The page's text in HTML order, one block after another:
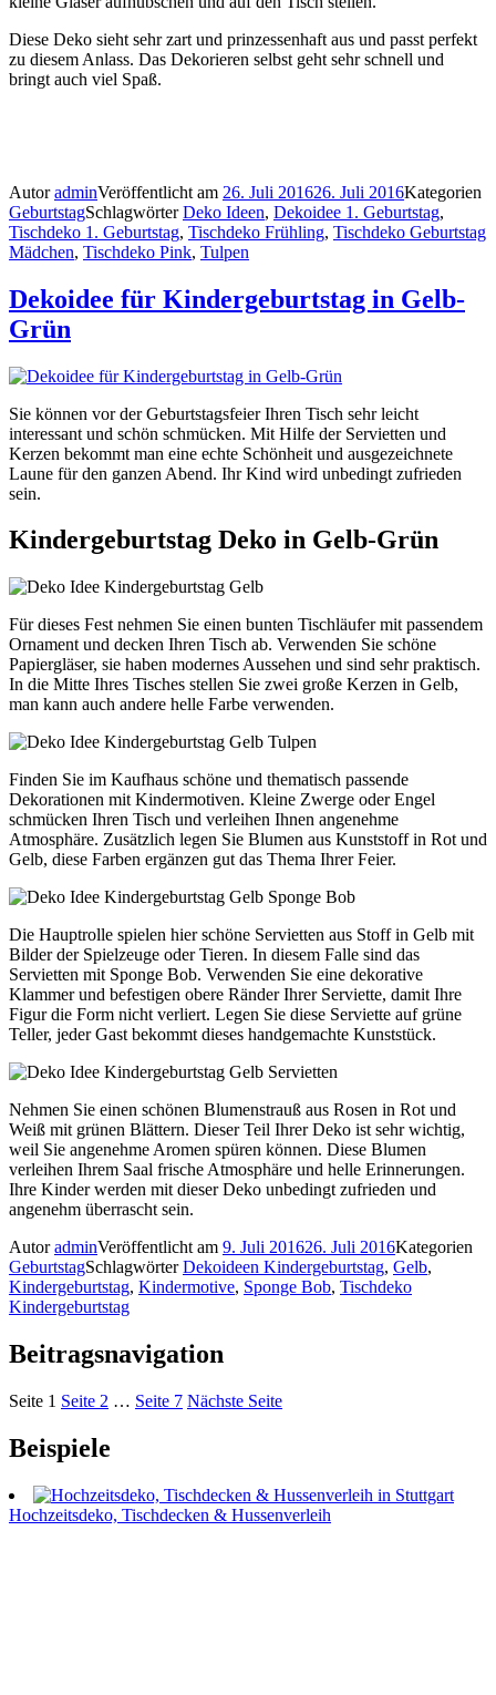
Diese Deko sieht sehr zart und prinzessenhaft aus und passt perfekt
zu diesem Anlass. Das Dekorieren selbst geht sehr schnell und
bringt auch viel Spaß.
AutoradminVeröffentlicht am 26. Juli 201626. Juli 2016Kategorien
GeburtstagSchlagwörterDeko Ideen, Dekoidee 1. Geburtstag,
Tischdeko 1. Geburtstag, Tischdeko Frühling, Tischdeko Geburtstag
Mädchen, Tischdeko Pink, Tulpen
Dekoidee für Kindergeburtstag in Gelb-
Grün
Sie können vor der Geburtstagsfeier Ihren Tisch sehr leicht
interessant und schön schmücken. Mit Hilfe der Servietten und
Kerzen bekommt man eine echte Schönheit und ausgezeichnete
Laune für den ganzen Abend. Ihr Kind wird unbedingt zufrieden
sein.
Kindergeburtstag Deko in Gelb-Grün
Für dieses Fest nehmen Sie einen bunten Tischläufer mit passendem
Ornament und decken Ihren Tisch ab. Verwenden Sie schöne
Papiergläser, sie haben modernes Aussehen und sind sehr praktisch.
In die Mitte Ihres Tisches stellen Sie zwei große Kerzen in Gelb,
man kann auch andere helle Farbe verwenden.
Finden Sie im Kaufhaus schöne und thematisch passende
Dekorationen mit Kindermotiven. Kleine Zwerge oder Engel
schmücken Ihren Tisch und verleihen Ihnen angenehme
Atmosphäre. Zusätzlich legen Sie Blumen aus Kunststoff in Rot und
Gelb, diese Farben ergänzen gut das Thema Ihrer Feier.
Die Hauptrolle spielen hier schöne Servietten aus Stoff in Gelb mit
Bilder der Spielzeuge oder Tieren. In diesem Falle sind das
Servietten mit Sponge Bob. Verwenden Sie eine dekorative
Klammer und befestigen obere Ränder Ihrer Serviette, damit Ihre
Figur die Form nicht verliert. Legen Sie diese Serviette auf grüne
Teller, jeder Gast bekommt dieses handgemachte Kunststück.
Nehmen Sie einen schönen Blumenstrauß aus Rosen in Rot und
Weiß mit grünen Blättern. Dieser Teil Ihrer Deko ist sehr wichtig,
weil Sie angenehme Aromen spüren können. Diese Blumen
verleihen Ihrem Saal frische Atmosphäre und helle Erinnerungen.
Ihre Kinder werden mit dieser Deko unbedingt zufrieden und
angenehm überrascht sein.
AutoradminVeröffentlicht am 9. Juli 201626. Juli 2016Kategorien
GeburtstagSchlagwörterDekoideen Kindergeburtstag, Gelb,
Kindergeburtstag, Kindermotive, Sponge Bob, Tischdeko
Kindergeburtstag
Beitragsnavigation
Seite 1 Seite 2 … Seite 7 Nächste Seite
Beispiele
Hochzeitsdeko, Tischdecken & Hussenverleih